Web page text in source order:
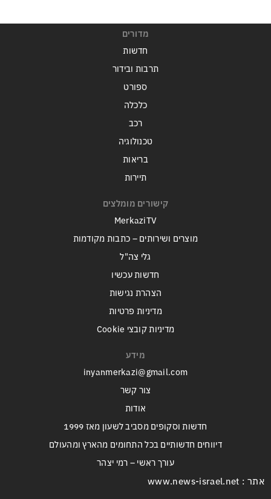
מדורים
חדשות
תרבות ובידור
ספורט
כלכלה
רכב
טכנולוגיה
בריאות
תיירות
קישורים מומלצים
MerkaziTV
מוצרים ושירותים – כתבות מקודמות
גלי צה"ל
חדשות עכשיו
הצהרת נגישות
מדיניות פרטיות
מדיניות קובצי Cookie
מידע
inyanmerkazi@gmail.com
צור קשר
אודות
חדשות וסקופים מסביב לשעון מאז 1999
דיווחים חדשותיים בכל התחומים מהארץ ומהעולם
עורך ראשי – רמי יצהר
אתר : www.news-israel.net